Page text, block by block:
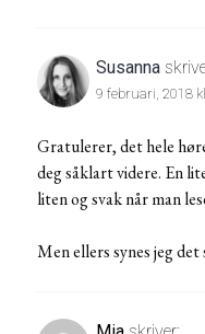
Susanna
9 februari, 2018
Gratulerer, det hele
deg såklart videre. En
liten og svak når man
Men ellers synes jeg